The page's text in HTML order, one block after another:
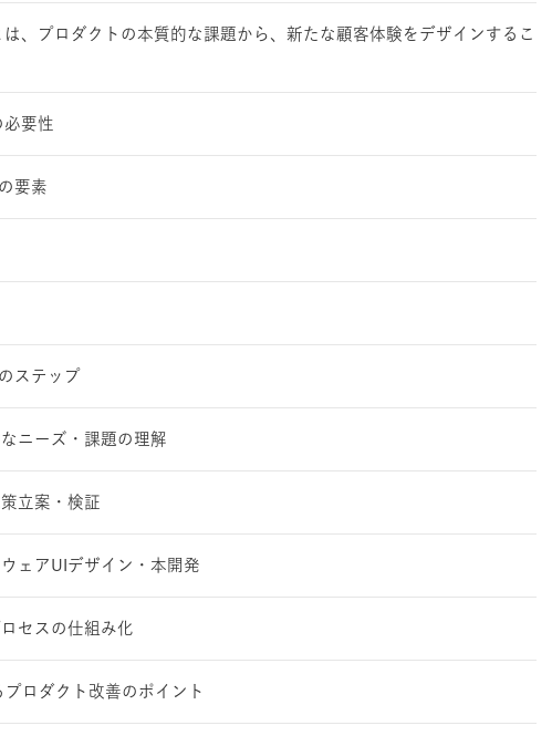
、プロダクトの本質的な課題から、新たな顧客体験をデザインするこ
必要性
要素
ステップ
ニーズ・課題の理解
立案・検証
ェアUIデザイン・本開発
セスの仕組み化
ロダクト改善のポイント